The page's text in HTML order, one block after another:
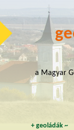
a Magyar
+geoládák ~